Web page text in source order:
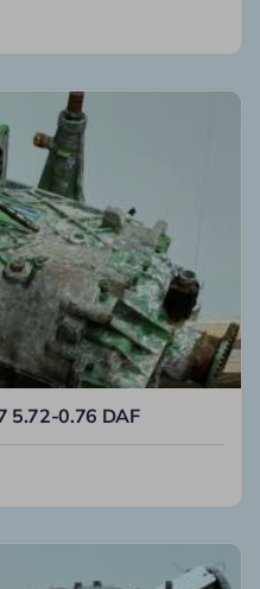
5.72-0.76 DAF